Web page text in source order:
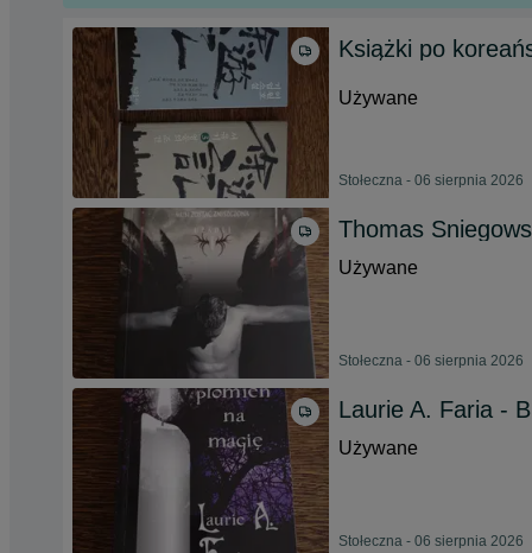
Książki po
Używane
Stołeczna - 06 sierpnia 2026
Thomas
Używane
Stołeczna - 06 sierpnia 2026
Laurie A. Faria -
Używane
Stołeczna - 06 sierpnia 2026